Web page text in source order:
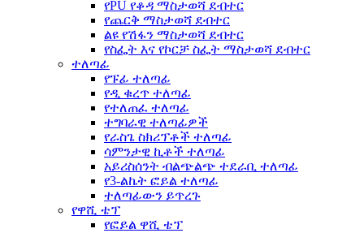
የPU የቆዳ ማስታወሻ ደብተር
የጨርቅ ማስታወሻ ደብተር
ልዩ የሽፋን ማስታወሻ ደብተር
የስፌት እና የኮርቻ ስፌት ማስታወሻ ደብተር
ተለጣፊ
የፑፊ ተለጣፊ
የዲ ቁረጥ ተለጣፊ
የተለጠፈ ተለጣፊ
ተግባራዊ ተለጣፊዎች
የራስጌ ስክሪፕቶች ተለጣፊ
ሳምንታዊ ኪቶች ተለጣፊ
አይሪስሰንት ብልጭልጭ ተደራቢ ተለጣፊ
የ3-ልኬት ፎይል ተለጣፊ
ተለጣፊውን ይጥረጉ
የዋሺ ቴፕ
የፎይል ዋሺ ቴፕ